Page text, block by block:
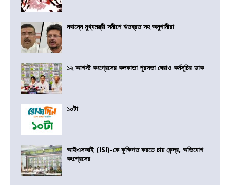
নবান্নে মুখ্যমন্ত্রী সমীপে ঋতব্রত সহ অনুগামীরা
১২ আগস্ট কংগ্রেসের কলকাতা পুরসভা ঘেরাও কর্মসূচির ডাক
১০টা
আইএসআই (ISI)-কে কুক্ষিগত করতে চায় কেন্দ্র, অভিযোগ
কংগ্রেসের